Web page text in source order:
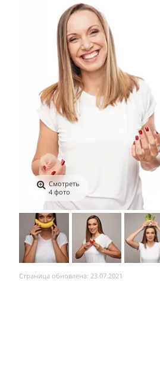
Смотреть
4 фото
Страница обновлена: 23.07.2021